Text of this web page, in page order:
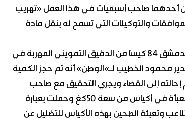
أن أحدهما صاحب أسبقيات في هذا العمل «تهريب
والتوكيلات التي تسمح له بنقل مادة
وفي سياق مشابه ضبطت مديرية التجارة الداخلية وحماية المستهلك بدمشق 84 كيساً من الدقيق التمويني المهربة في
محمود الخطيب لـ»الوطن» أنه تم حجز الكمية
إحالته إلى القضاء ويجري التحقيق مع صاحب
المخالفة لمعرفة مصدر هذه الكميات علماً أن كميات الطحين ضبطت معبأة في أكياس من سعة 50كغ وحملت بعبارة
وتعبئة الطحين بهذه الأكياس للتضليل عن